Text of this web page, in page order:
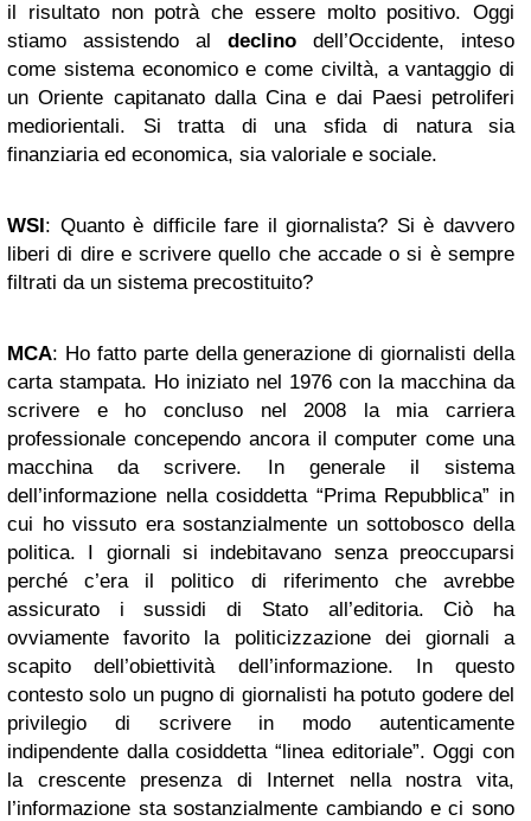
il risultato non potrà che essere molto positivo. Oggi
stiamo assistendo al declino dell’Occidente, inteso
come sistema economico e come civiltà, a vantaggio di
un Oriente capitanato dalla Cina e dai Paesi petroliferi
mediorientali. Si tratta di una sfida di natura sia
finanziaria ed economica, sia valoriale e sociale.
WSI: Quanto è difficile fare il giornalista? Si è davvero
liberi di dire e scrivere quello che accade o si è sempre
filtrati da un sistema precostituito?
MCA: Ho fatto parte della generazione di giornalisti della
carta stampata. Ho iniziato nel 1976 con la macchina da
scrivere e ho concluso nel 2008 la mia carriera
professionale concependo ancora il computer come una
macchina da scrivere. In generale il sistema
dell’informazione nella cosiddetta “Prima Repubblica” in
cui ho vissuto era sostanzialmente un sottobosco della
politica. I giornali si indebitavano senza preoccuparsi
perché c’era il politico di riferimento che avrebbe
assicurato i sussidi di Stato all’editoria. Ciò ha
ovviamente favorito la politicizzazione dei giornali a
scapito dell’obiettività dell’informazione. In questo
contesto solo un pugno di giornalisti ha potuto godere del
privilegio di scrivere in modo autenticamente
indipendente dalla cosiddetta “linea editoriale”. Oggi con
la crescente presenza di Internet nella nostra vita,
l’informazione sta sostanzialmente cambiando e ci sono